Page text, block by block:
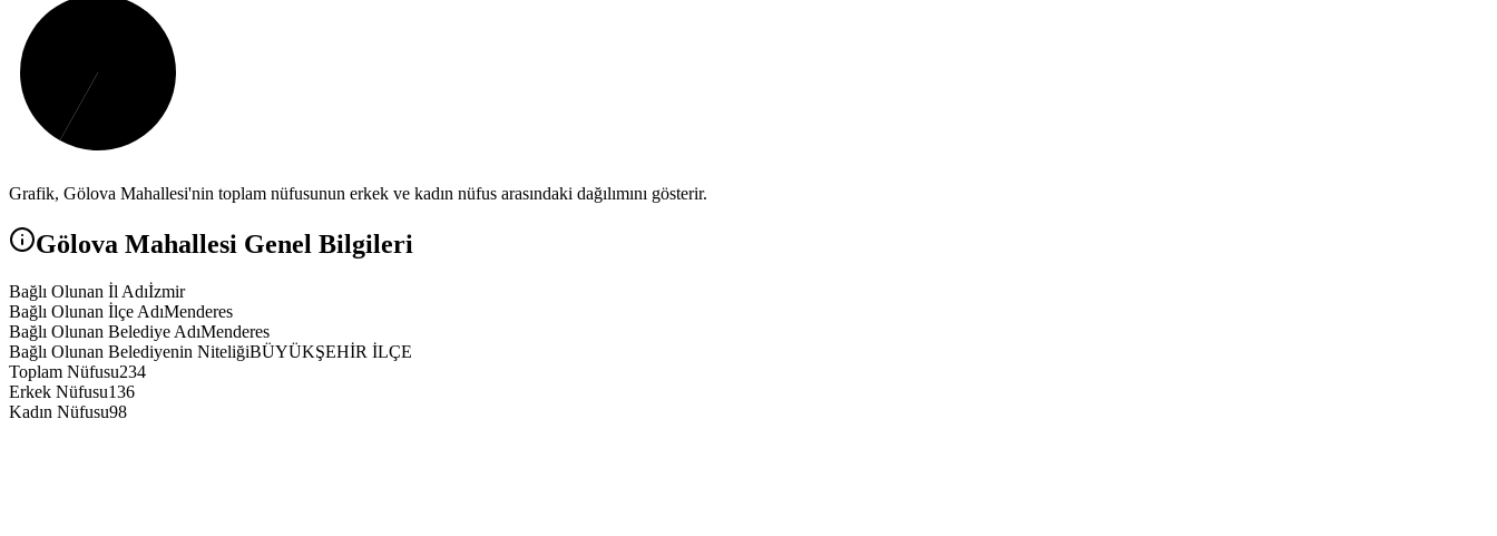
Grafik, Gölova Mahallesi'nin toplam nüfusunun erkek ve kadın nüfus arasındaki dağılımını gösterir.
Gölova Mahallesi Genel Bilgileri
Bağlı Olunan İl Adıİzmir
Bağlı Olunan İlçe AdıMenderes
Bağlı Olunan Belediye AdıMenderes
Bağlı Olunan Belediyenin NiteliğiBÜYÜKŞEHİR İLÇE
Toplam Nüfusu234
Erkek Nüfusu136
Kadın Nüfusu98